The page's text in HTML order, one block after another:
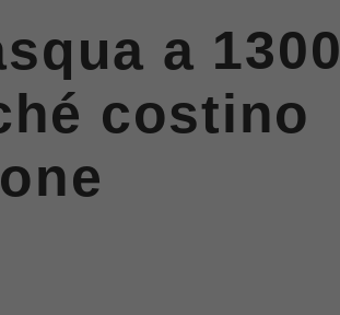
a 1300
costino